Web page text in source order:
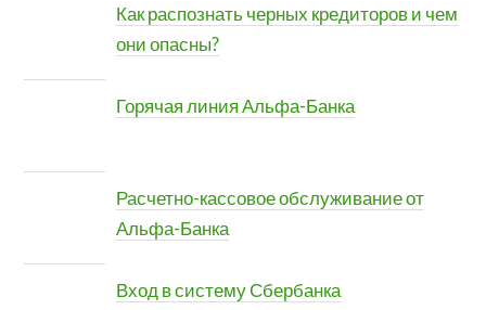
Как распознать черных кредиторов и чем
они опасны?
Горячая линия Альфа-Банка
Расчетно-кассовое обслуживание от
Альфа-Банка
Вход в систему Сбербанка